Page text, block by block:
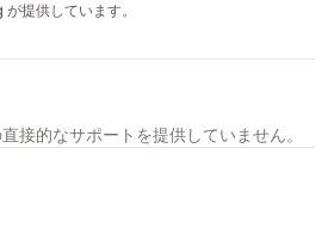
提供しています。
接的なサポートを提供していません。